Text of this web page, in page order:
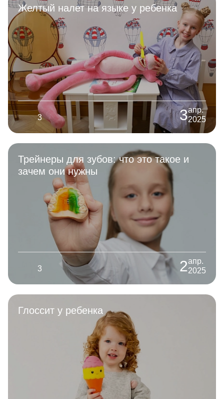
Желтый налет на языке у ребенка
3 3апр.
2025
Трейнеры для зубов: что это такое и
зачем они нужны
3 2апр.
2025
Глоссит у ребенка